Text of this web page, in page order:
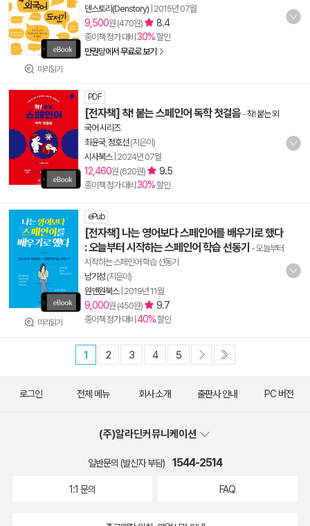
미리읽기
덴스토리(Denstory) 2015년 07월
9,500원 (470원) 8.4
종이책 정가 대비 30%할인
만권당에서 무료로 보기
PDF
[전자책] 착! 붙는 스페인어 독학 첫걸음 -착! 붙는 외
국어 시리즈
최윤국, 정호선(지은이)
시사북스| 2024년 07월
12,460원 (620원) 9.5
종이책 정가 대비 30%할인
미리읽기
ePub
[전자책] 나는 영어보다 스페인어를 배우기로 했다
: 오늘부터 시작하는 스페인어 학습 선동기 - 오늘부터
시작하는 스페인어 학습 선동기
남기성 (지은이)
원앤원북스| 2019년 11월
9,000원 (450원) 9.7
종이책 정가 대비 40%할인
1 2 3 4 5
로그인 전체 메뉴 회사 소개 출판사 안내 PC 버전
(주)알라딘커뮤니케이션
일반문의 (발신자 부담) 1544-2514
1:1 문의 FAQ